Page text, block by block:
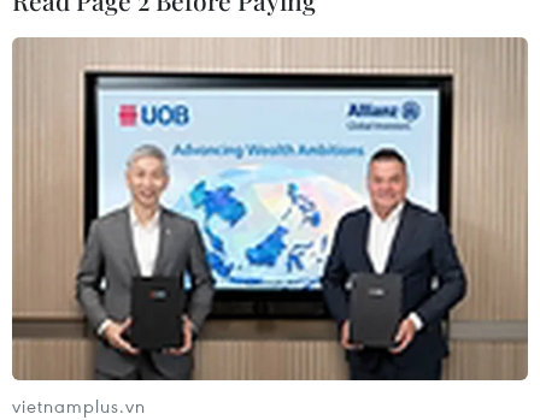
Theo dõi VietnamPlus
TIN LIÊN QUAN
vietnamplus.vn